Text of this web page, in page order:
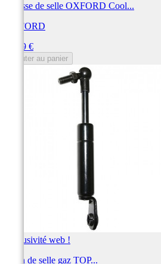
Housse de selle OXFORD Cool...
OXFORD
35,99 €
Ajouter au panier
Exclusivité web !
Verin de selle gaz TOP...